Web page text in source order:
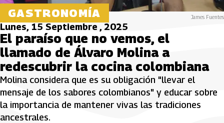
GASTRONOMÍA James Fuentes
Lunes, 15 Septiembre , 2025
El paraíso que no vemos, el
llamado de Álvaro Molina a
redescubrir la cocina colombiana
Molina considera que es su obligación "llevar el
mensaje de los sabores colombianos" y educar sobre
la importancia de mantener vivas las tradiciones
ancestrales.